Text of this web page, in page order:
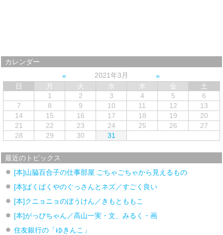
カレンダー
2021年3月
日
月 火 水 木 金
土
1
2 3 4 5
6
7
8 9 10 11 12
13
14
15 16 17 18 19
20
21
22 23 24 25 26
27
28
29 30 31
最近のトピックス
[本]山脇百合子の仕事部屋 ごちゃごちゃから見えるもの
[本]ぱくぱくやのぐっさんとネズ／すごく良い
[本]クニョニョのぼうけん／きもとももこ
[本]がっぴちゃん／高山一実・文、みるく・画
住友銀行の「ゆきんこ」